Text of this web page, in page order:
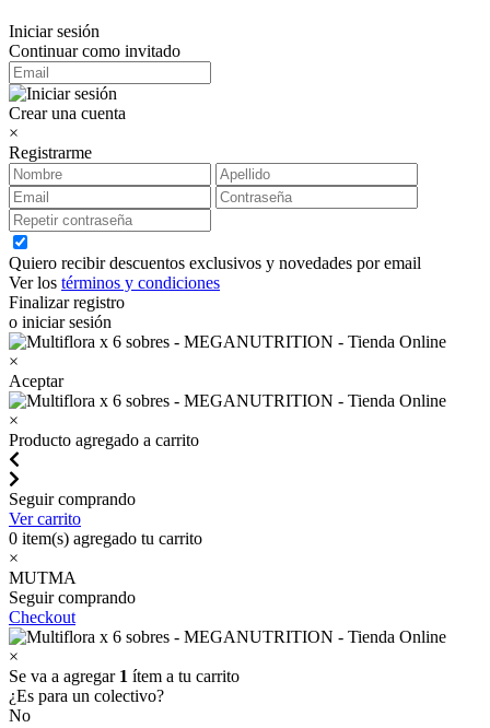
Iniciar sesión
Continuar como invitado
Crear una cuenta
×
Registrarme
Quiero recibir descuentos exclusivos y novedades por email
Ver los términos y condiciones
Finalizar registro
o iniciar sesión
×
Aceptar
×
Producto agregado a carrito
Seguir comprando
Ver carrito
0 item(s) agregado tu carrito
×
MUTMA
Seguir comprando
Checkout
×
Se va a agregar 1 ítem a tu carrito
¿Es para un colectivo?
No